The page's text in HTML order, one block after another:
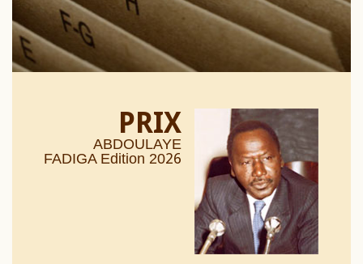
PRIX
ABDOULAYE
FADIGA Edition 2026